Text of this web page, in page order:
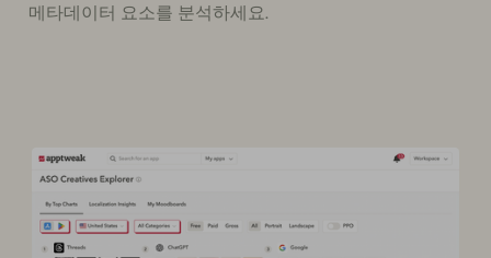
메타데이터 요소를 분석하세요.